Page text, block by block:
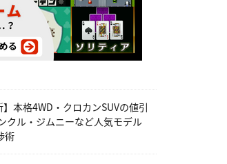
】本格4WD・クロカンSUVの値引
クル・ジムニーなど人気モデル
術